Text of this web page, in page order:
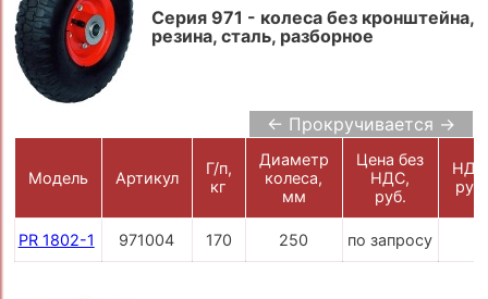
Серия 971 - колеса без кронштейна,
резина, сталь, разборное
← Прокручивается →
Модель Артикул
Г/п,
кг
Диаметр
колеса,
мм
Цена без
НДС,
руб.
руб.
PR 1802-1 971004 170 250 по запросу